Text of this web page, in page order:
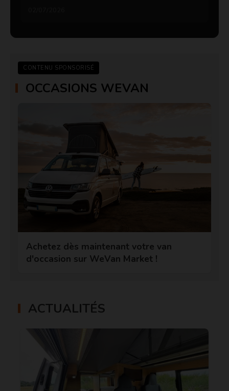
CONTENU SPONSORISÉ
OCCASIONS WEVAN
Achetez dès maintenant votre van
d'occasion sur WeVan Market !
ACTUALITÉS